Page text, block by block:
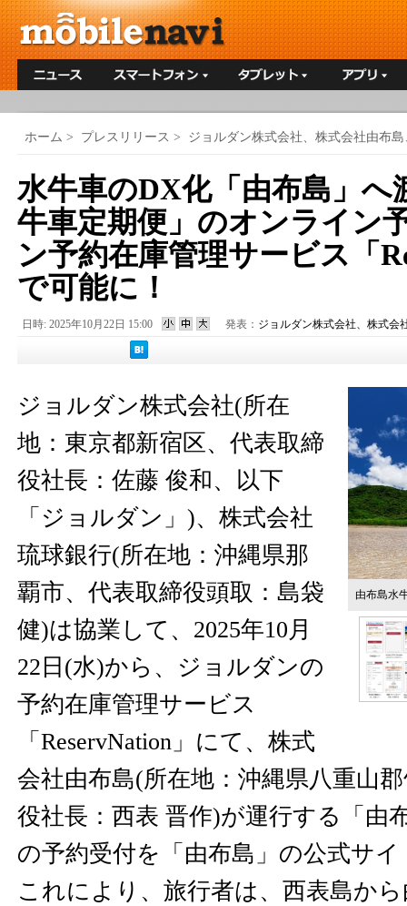
ホーム > プレスリリース > ジョルダン株式会社、株式会社由布
水牛車のDX化「由布島」へ
牛車定期便」のオンライン
ン予約在庫管理サービス「
で可能に！
日時: 2025年10月22日 15:00 発表： ジョルダン株式会社、株式会
由布島水
ジョルダン株式会社(所在
地：東京都新宿区、代表取締
役社長：佐藤 俊和、以下
「ジョルダン」)、株式会社
琉球銀行(所在地：沖縄県那
覇市、代表取締役頭取：島袋
健)は協業して、2025年10月
22日(水)から、ジョルダンの
予約在庫管理サービス
「ReservNation」にて、株式
会社由布島(所在地：沖縄県八重山
役社長：西表 晋作)が運行する「由
の予約受付を「由布島」の公式サ
これにより、旅行者は、西表島か